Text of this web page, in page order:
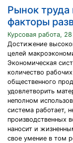
Рынок труда
факторы
Курсовая работа,
Достижение
целей
Экономическая
количество
общественного
удовлетворить
неполном
система работает,
производственных
наносит и
свое умение в том